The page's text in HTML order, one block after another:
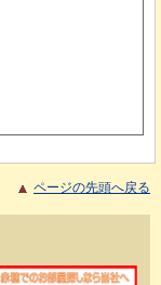
ページの先頭へ戻る